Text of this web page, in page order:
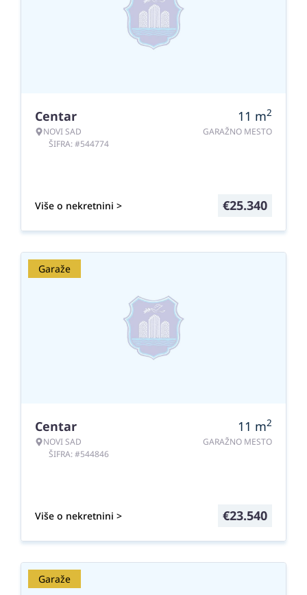
Centar
NOVI SAD
ŠIFRA: #544774
11 m2
GARAŽNO MESTO
Više o nekretnini > €25.340
Garaže
Centar
NOVI SAD
ŠIFRA: #544846
11 m2
GARAŽNO MESTO
Više o nekretnini > €23.540
Garaže